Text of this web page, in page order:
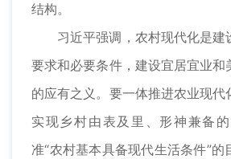
结构。
习近平强调，农村现代化是建
要求和必要条件，建设宜居宜业和
的应有之义。要一体推进农业现代
实现乡村由表及里、形神兼备
准“农村基本具备现代生活条件”